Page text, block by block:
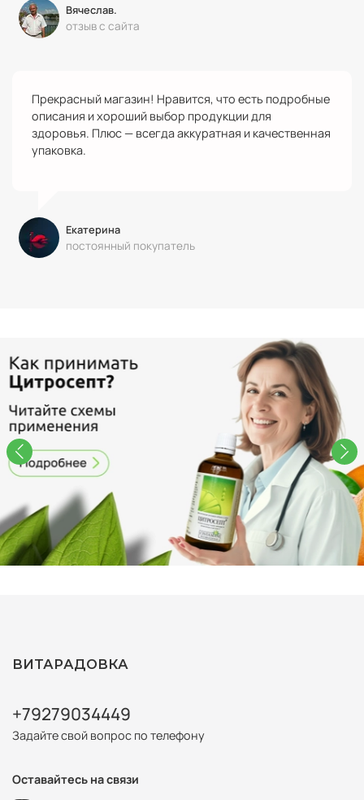
Вячеслав.
отзыв с сайта
Прекрасный магазин! Нравится, что есть подробные
описания и хороший выбор продукции для
здоровья. Плюс — всегда аккуратная и качественная
упаковка.
Екатерина
постоянный покупатель
ВИТАРАДОВКА
+79279034449
Задайте свой вопрос по телефону
Оставайтесь на связи